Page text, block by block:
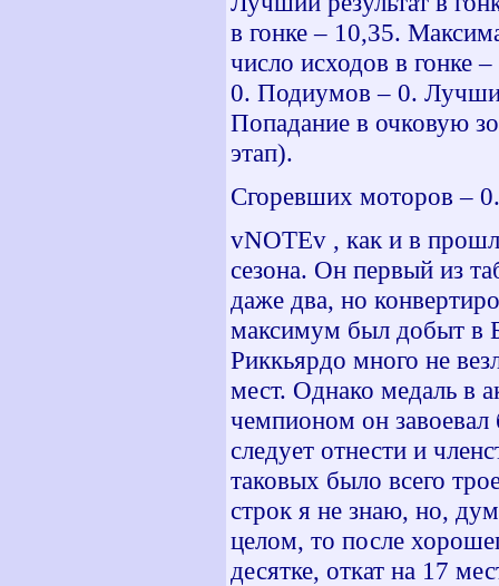
в гонке – 10,35.
число исходов в гонке
0. Подиумов – 0.
Попадание в очковую
этап).
Сгоревших моторов –
vNOTEv , как и в
сезона. Он первый из
даже два, но
максимум был добыт в
Риккьярдо много не
мест. Однако медаль в
чемпионом он
следует отнести и
таковых было всего
строк я не знаю, но,
целом, то после
десятке, откат на 17